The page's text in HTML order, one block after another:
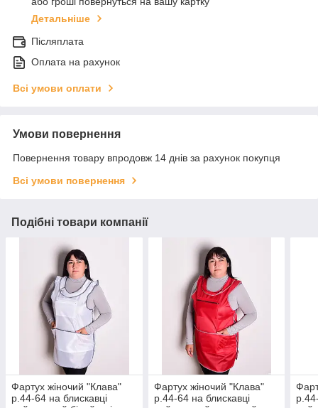
Детальніше
Післяплата
Оплата на рахунок
Всі умови оплати
Умови повернення
Повернення товару впродовж 14 днів за рахунок покупця
Всі умови повернення
Подібні товари компанії
Фартух жіночий "Клава"
р.44-64 на блискавці
Фартух жіночий "Клава"
р.44-64 на блискавці